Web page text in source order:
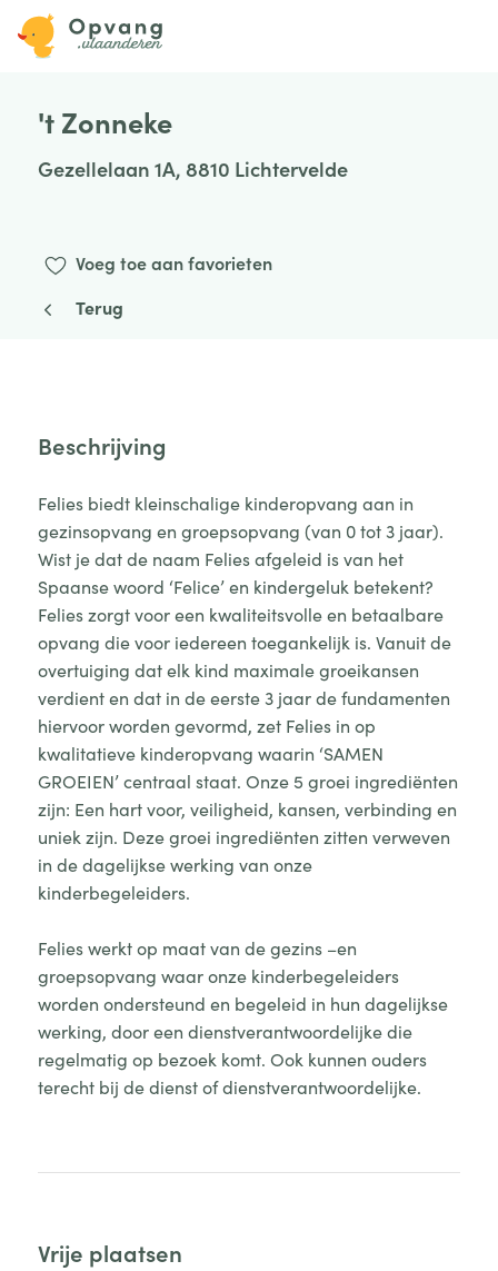
't Zonneke
Gezellelaan 1A, 8810 Lichtervelde
Voeg toe aan favorieten
Terug
Beschrijving
Felies biedt kleinschalige kinderopvang aan in
gezinsopvang en groepsopvang (van 0 tot 3 jaar).
Wist je dat de naam Felies afgeleid is van het
Spaanse woord ‘Felice’ en kindergeluk betekent?
Felies zorgt voor een kwaliteitsvolle en betaalbare
opvang die voor iedereen toegankelijk is. Vanuit de
overtuiging dat elk kind maximale groeikansen
verdient en dat in de eerste 3 jaar de fundamenten
hiervoor worden gevormd, zet Felies in op
kwalitatieve kinderopvang waarin ‘SAMEN
GROEIEN’ centraal staat. Onze 5 groei ingrediënten
zijn: Een hart voor, veiligheid, kansen, verbinding en
uniek zijn. Deze groei ingrediënten zitten verweven
in de dagelijkse werking van onze
kinderbegeleiders.
Felies werkt op maat van de gezins –en
groepsopvang waar onze kinderbegeleiders
worden ondersteund en begeleid in hun dagelijkse
werking, door een dienstverantwoordelijke die
regelmatig op bezoek komt. Ook kunnen ouders
terecht bij de dienst of dienstverantwoordelijke.
Vrije plaatsen